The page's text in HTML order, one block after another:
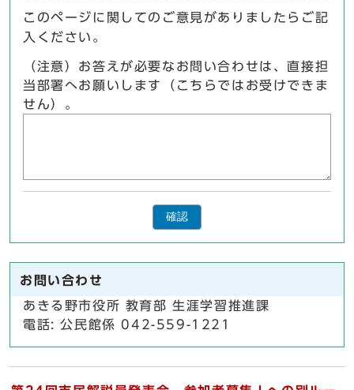
このページに関してのご意見がありましたらご記
入ください。
（注意）お答えが必要なお問い合わせは、直接担
当部署へお願いします（こちらではお受けできま
せん）。
確認
お問い合わせ
あきる野市役所 教育部 生涯学習推進課
電話: 公民館係 042-559-1221